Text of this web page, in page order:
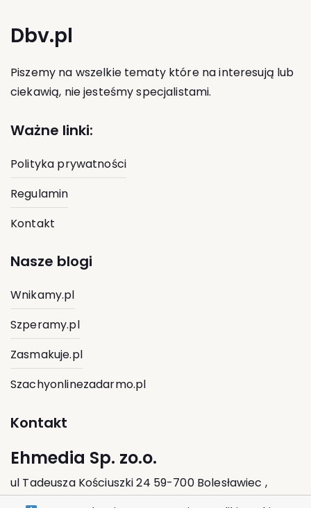
Dbv.pl
Piszemy na wszelkie tematy które na interesują lub
ciekawią, nie jesteśmy specjalistami.
Ważne linki:
Polityka prywatności
Regulamin
Kontakt
Nasze blogi
Wnikamy.pl
Szperamy.pl
Zasmakuje.pl
Szachyonlinezadarmo.pl
Kontakt
Ehmedia Sp. zo.o.
ul Tadeusza Kościuszki 24 59-700 Bolesławiec ,
Polska